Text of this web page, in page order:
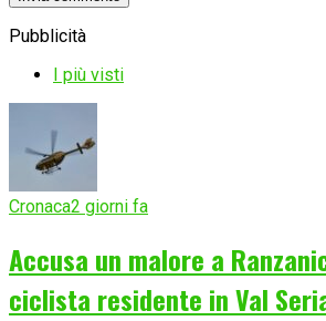
Pubblicità
I più visti
Cronaca2 giorni fa
Accusa un malore a
ciclista residente in Val